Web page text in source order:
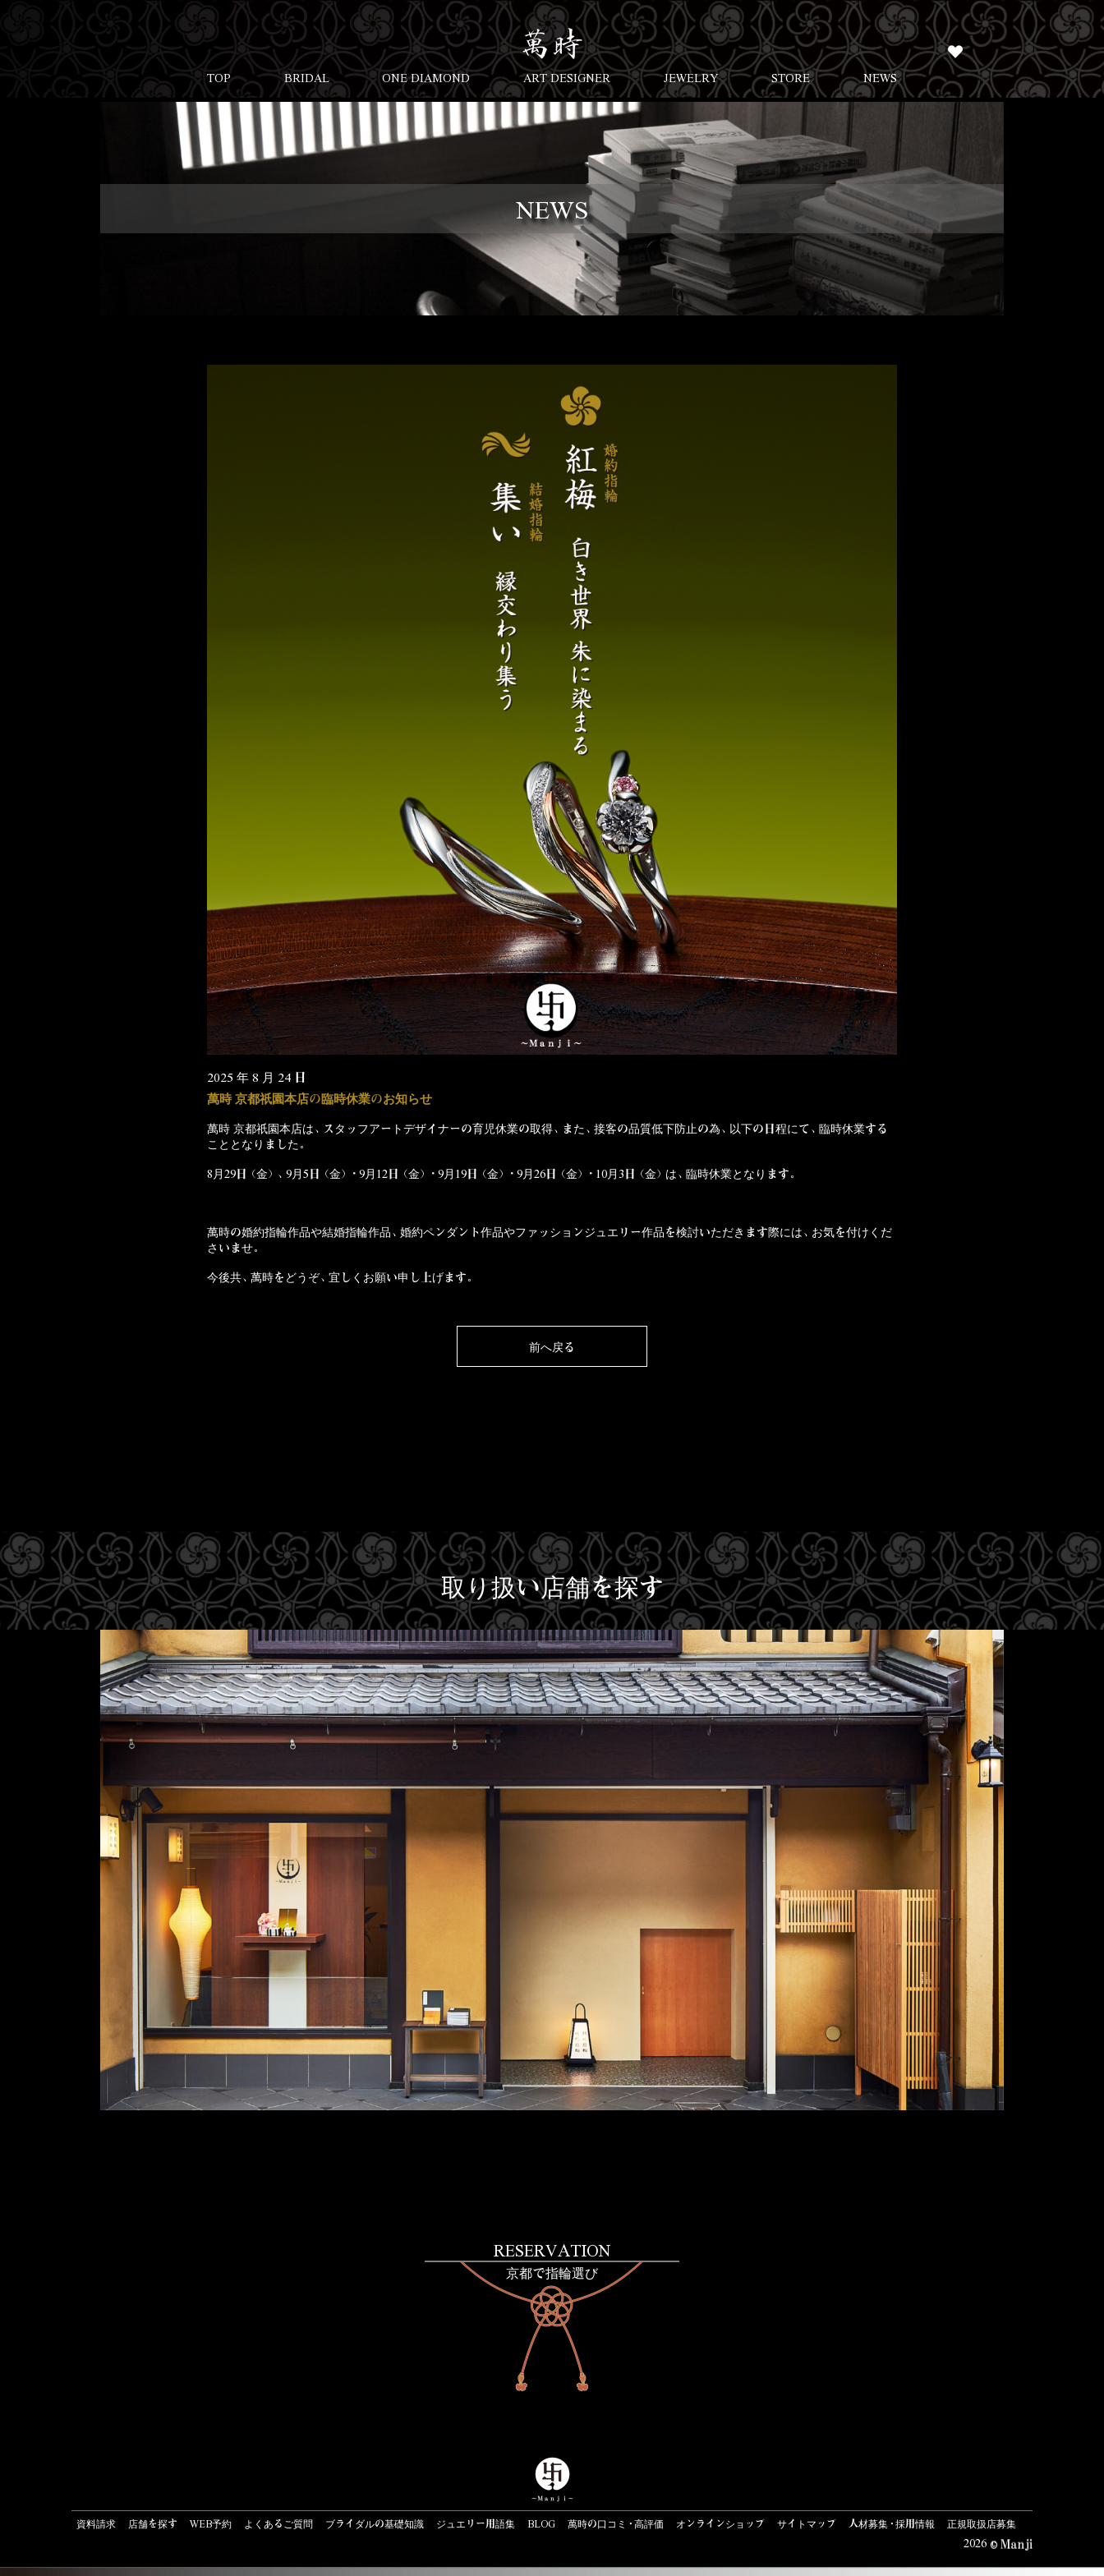
TOP BRIDAL ONE DIAMOND ART DESIGNER JEWELRY STORE NEWS
NEWS
2025 年 8 月 24 日
萬時 京都祇園本店の臨時休業のお知らせ
萬時 京都祇園本店は、スタッフアートデザイナーの育児休業の取得、また、接客の品質低下防止の為、以下の日程にて、臨時休業する
こととなりました。
8月29日（金）、9月5日（金）・9月12日（金）・9月19日（金）・9月26日（金）・10月3日（金）は、臨時休業となります。
萬時の婚約指輪作品や結婚指輪作品、 婚約ペンダント作品やファッションジュエリー作品を検討いただきます際には、お気を付けくだ
さいませ。
今後共、萬時をどうぞ、宜しくお願い申し上げます。
前へ戻る
取り扱い店舗を探す
RESERVATION
京都で指輪選び
資料請求 店舗を探す WEB予約 よくあるご質問 ブライダルの基礎知識 ジュエリー用語集 BLOG 萬時の口コミ・高評価 オンラインショップ サイトマップ 人材募集・採用情報 正規取扱店募集
2026